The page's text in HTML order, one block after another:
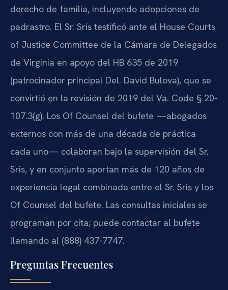
derecho de familia, incluyendo adopciones de
padrastro. El Sr. Sris testificó ante el House Courts
of Justice Committee de la Cámara de Delegados
de Virginia en apoyo del HB 635 de 2019
(patrocinador principal Del. David Bulova), que se
convirtió en la revisión de 2019 del Va. Code § 20-
107.3(g). Los Of Counsel del bufete —abogados
externos con más de una década de práctica
cada uno— colaboran bajo la supervisión del Sr.
Sris, y en conjunto aportan más de 120 años de
experiencia legal combinada entre el Sr. Sris y los
Of Counsel del bufete. Las consultas iniciales se
programan por cita; puede contactar al bufete
llamando al (888) 437-7747.
Preguntas Frecuentes